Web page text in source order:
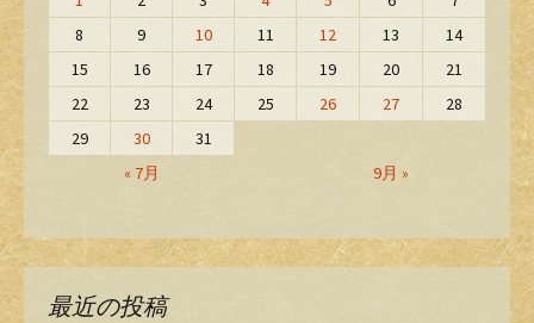
« 7月 9月 »
8
9 10 11 12 13
14
15
16 17 18 19 20
21
22
23 24 25 26 27
28
29
30 31
最近の投稿